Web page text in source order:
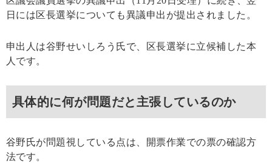
日には区長選挙についても異議申出が提出されました。
申出人は谷野せいしろう氏で、区長選挙に立候補した本
人です。
具体的に何が問題だと主張しているのか
谷野氏が問題視している点は、開票作業での票の確認方
法です。